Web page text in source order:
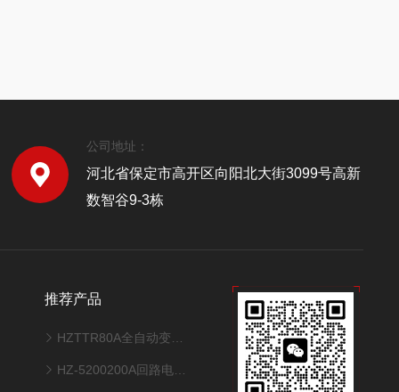
公司地址：
河北省保定市高开区向阳北大街3099号高新
数智谷9-3栋
推荐产品
HZTTR80A全自动变压器变比测试仪
HZ-5200200A回路电阻测试仪